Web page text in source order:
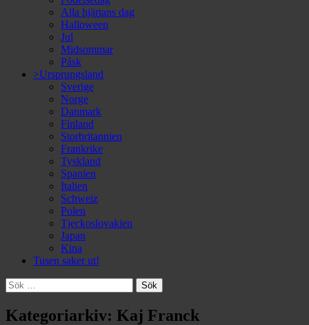
Alla hjärtans dag
Halloween
Jul
Midsommar
Påsk
>Ursprungsland
Sverige
Norge
Danmark
Finland
Storbritannien
Frankrike
Tyskland
Spanien
Italien
Schweiz
Polen
Tjeckoslovakien
Japan
Kina
Tusen saker ut!
Sök
efter:
Kategoriarkiv: Kaj Franck